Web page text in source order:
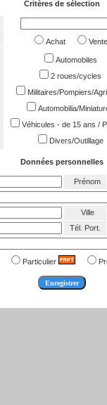
Critères de sélection
Achat Vente
Automobiles
2 roues/cycles
Militaires/Pompiers/
Automobilia/
Véhicules - de 15 ans /
Divers/Outillage
Données personnelles
Prénom
Ville
Tél. Port.
Particulier